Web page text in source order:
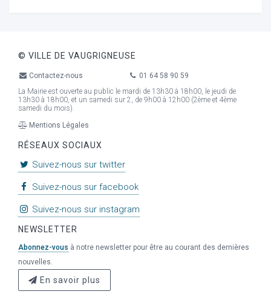
© VILLE DE VAUGRIGNEUSE
Contactez-nous
01 64 58 90 59
La Mairie est ouverte au public le mardi de 13h30 à 18h00, le jeudi de
13h30 à 18h00, et un samedi sur 2, de 9h00 à 12h00 (2ème et 4ème
samedi du mois).
Mentions Légales
RÉSEAUX SOCIAUX
Suivez-nous sur twitter
Suivez-nous sur facebook
Suivez-nous sur instagram
NEWSLETTER
Abonnez-vous à notre newsletter pour être au courant des dernières
nouvelles.
En savoir plus